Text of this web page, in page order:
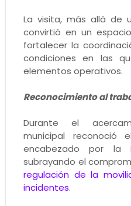
La visita, más allá de
convirtió en un
fortalecer la
condiciones en las
elementos operativos.
Reconocimiento al
Durante el
municipal reconoció
encabezado por la
subrayando el
regulación de la
incidentes.